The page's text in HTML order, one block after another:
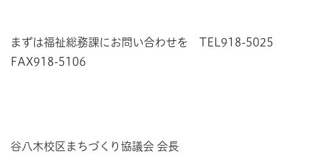
まずは福祉総務課にお問い合わせを TEL918-5025
FAX918-5106
谷八木校区まちづくり協議会 会長